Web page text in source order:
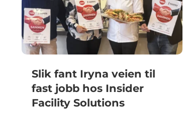
Slik fant Iryna veien til
fast jobb hos Insider
Facility Solutions